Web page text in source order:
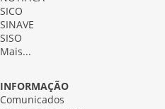
SICO
SINAVE
SISO
Mais...
INFORMAÇÃO
Comunicados